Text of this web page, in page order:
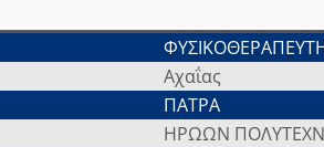
Αχαΐας
ΠΑΤΡΑ
ΗΡΩΩΝ